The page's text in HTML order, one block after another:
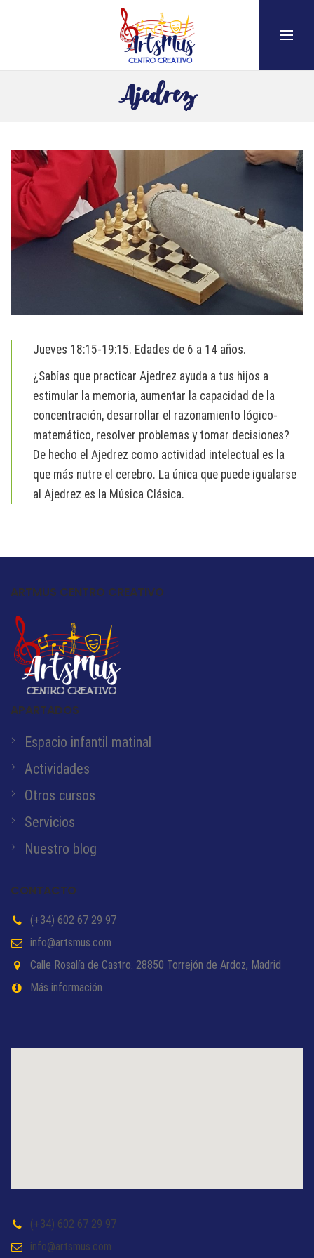
Ajedrez
Jueves 18:15-19:15. Edades de 6 a 14 años.
¿Sabías que practicar Ajedrez ayuda a tus hijos a
estimular la memoria, aumentar la capacidad de la
concentración, desarrollar el razonamiento lógico-
matemático, resolver problemas y tomar decisiones?
De hecho el Ajedrez como actividad intelectual es la
que más nutre el cerebro. La única que puede igualarse
al Ajedrez es la Música Clásica.
ARTMUS CENTRO CREATIVO
APARTADOS
Espacio infantil matinal
Actividades
Otros cursos
Servicios
Nuestro blog
CONTACTO
(+34) 602 67 29 97
info@artsmus.com
Calle Rosalía de Castro. 28850 Torrejón de Ardoz, Madrid
Más información
(+34) 602 67 29 97
info@artsmus.com